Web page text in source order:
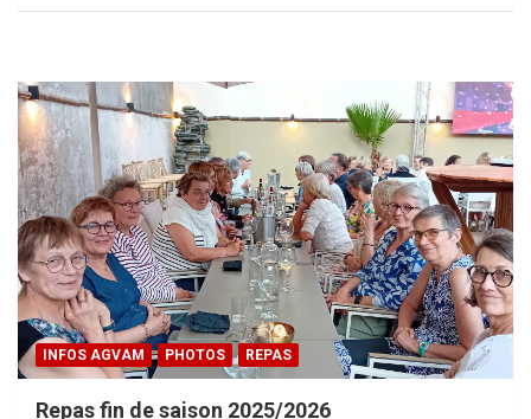
INFOS AGVAM PHOTOS REPAS
Repas fin de saison 2025/2026